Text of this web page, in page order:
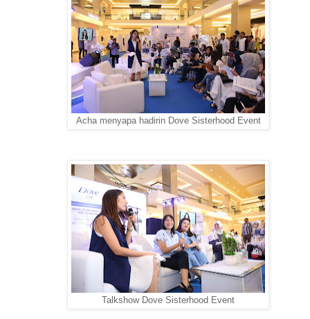
Acha menyapa hadirin Dove Sisterhood Event
Talkshow Dove Sisterhood Event